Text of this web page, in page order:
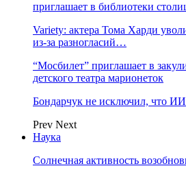
приглашает в библиотеки
Variety: актера Тома Харди
из-за разногласий…
“Мосбилет” приглашает в
детского театра марионеток
Бондарчук не исключил, что ИИ
Prev Next
Наука
Солнечная активность